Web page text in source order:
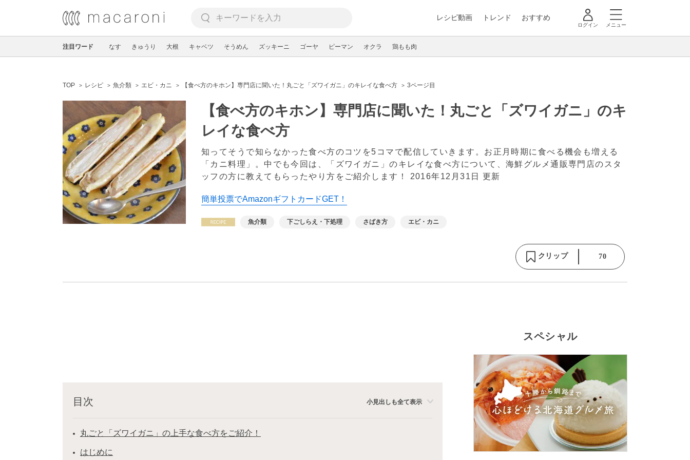
レシピ動画 トレンド おすすめ
ログイン メニュー
注目ワード なす きゅうり 大根 キャベツ そうめん ズッキーニ ゴーヤ ピーマン オクラ 鶏もも肉
TOP レシピ 魚介類 エビ・カニ 【食べ方のキホン】専門店に聞いた！丸ごと「ズワイガニ」のキレイな食べ方 3ページ目
【食べ方のキホン】専門店に聞いた！丸ごと「ズワイガニ」のキ
レイな食べ方
知ってそうで知らなかった食べ方のコツを5コマで配信していきます。お正月時期に食べる機会も増える
「カニ料理」。中でも今回は、「ズワイガニ」のキレイな食べ方について、海鮮グルメ通販専門店のスタ
ッフの方に教えてもらったやり方をご紹介します！ 2016年12月31日 更新
簡単投票でAmazonギフトカードGET！
魚介類 下ごしらえ・下処理 さばき方 エビ・カニ
クリップ 70
目次 小見出しも全て表示
丸ごと「ズワイガニ」の上手な食べ方をご紹介！
はじめに
スペシャル